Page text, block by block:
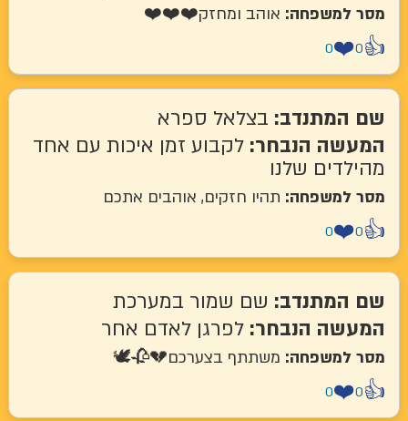
מסר למשפחה: אוהב ומחזק❤️❤️❤️
👍
0
❤️
0
שם המתנדב: בצלאל ספרא
המעשה הנבחר: לקבוע זמן איכות עם אחד
מהילדים שלנו
מסר למשפחה: תהיו חזקים, אוהבים אתכם
👍
0
❤️
0
שם המתנדב: שם שמור במערכת
המעשה הנבחר: לפרגן לאדם אחר
מסר למשפחה: משתתף בצערכם💔🥀🕊️
👍
0
❤️
0